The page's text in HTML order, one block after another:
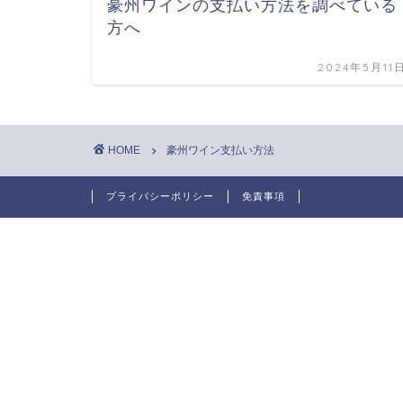
豪州ワインの支払い方法を調べている
方へ
2024年5月11
HOME 豪州ワイン支払い方法
プライバシーポリシー 免責事項